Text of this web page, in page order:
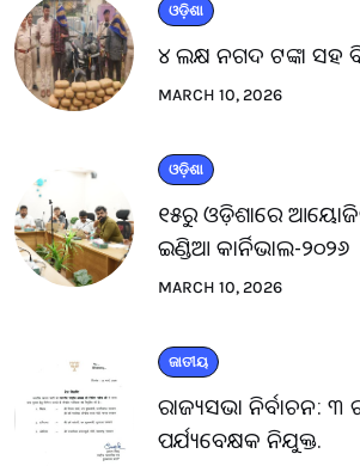
ଓଡ଼ିଶା
୪ ଲକ୍ଷ ନଗଦ ଟଙ୍କା ସହ
MARCH 10, 2026
ଓଡ଼ିଶା
୧୫ରୁ ଓଡ଼ିଶାରେ
ଇଣ୍ଡିଆ କାର୍ନିଭାଲ-୨୦୨୬
MARCH 10, 2026
ଜାତୀୟ
ରାଜ୍ୟସଭା ନିର୍ବାଚନ: ୩
ପର୍ଯ୍ୟବେକ୍ଷକ ନିଯୁକ୍ତ.